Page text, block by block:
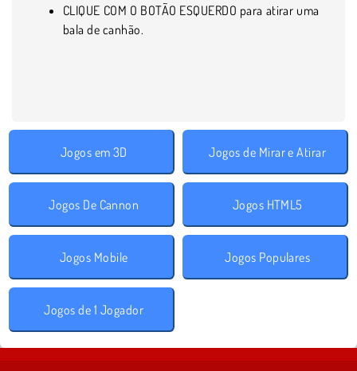
CLIQUE COM O BOTÃO ESQUERDO para atirar uma
bala de canhão.
Jogos em 3D Jogos de Mirar e Atirar
Jogos De Cannon Jogos HTML5
Jogos Mobile Jogos Populares
Jogos de 1 Jogador